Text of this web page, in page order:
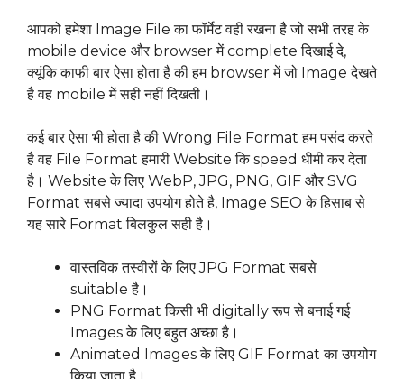
आपको हमेशा Image File का फॉर्मेट वही रखना है जो सभी तरह के
mobile device और browser में complete दिखाई दे,
क्यूंकि काफी बार ऐसा होता है की हम browser में जो Image देखते
है वह mobile में सही नहीं दिखती।
कई बार ऐसा भी होता है की Wrong File Format हम पसंद करते
है वह File Format हमारी Website कि speed धीमी कर देता
है। Website के लिए WebP, JPG, PNG, GIF और SVG
Format सबसे ज्यादा उपयोग होते है, Image SEO के हिसाब से
यह सारे Format बिलकुल सही है।
वास्तविक तस्वीरों के लिए JPG Format सबसे
suitable है।
PNG Format किसी भी digitally रूप से बनाई गई
Images के लिए बहुत अच्छा है।
Animated Images के लिए GIF Format का उपयोग